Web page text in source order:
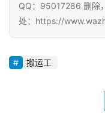
简
评
手
登录
QQ：95017286 删除
处：https://
搬运工